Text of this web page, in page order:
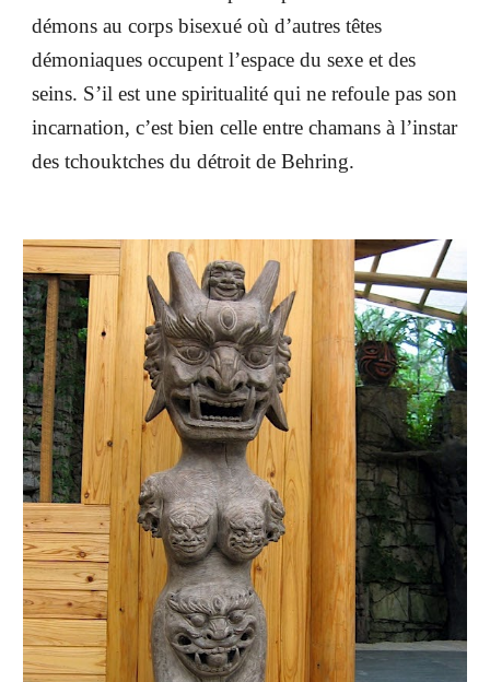
démons au corps bisexué où d’autres têtes
démoniaques occupent l’espace du sexe et des
seins. S’il est une spiritualité qui ne refoule pas son
incarnation, c’est bien celle entre chamans à l’instar
des tchouktches du détroit de Behring.